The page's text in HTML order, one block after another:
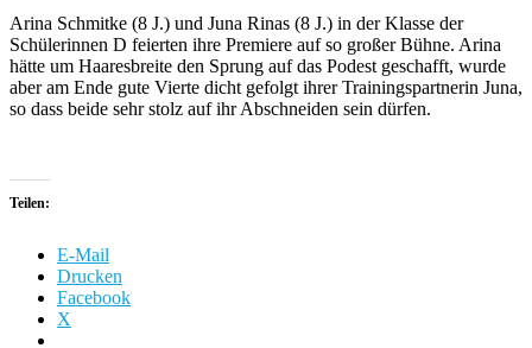
Arina Schmitke (8 J.) und Juna Rinas (8 J.) in der Klasse der
Schülerinnen D feierten ihre Premiere auf so großer Bühne. Arina
hätte um Haaresbreite den Sprung auf das Podest geschafft, wurde
aber am Ende gute Vierte dicht gefolgt ihrer Trainingspartnerin Juna,
so dass beide sehr stolz auf ihr Abschneiden sein dürfen.
Teilen:
E-Mail
Drucken
Facebook
X